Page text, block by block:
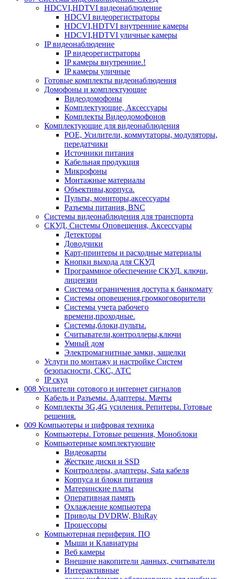
HDCVI,HDTVI видеонаблюдение
HDCVI видеорегистраторы
HDCVI,HDTVI внутренние камеры
HDCVI,HDTVI уличные камеры
IP видеонаблюдение
IP видеорегистраторы
IP камеры внутренние.!
IP камеры уличные
Готовые комплекты видеонаблюдения
Домофоны и комплектующие
Видеодомофоны
Комплектующие, Аксессуары
Комплекты Видеодомофонов
Комплектующие для видеонаблюдения
POE, Усилители, коммутаторы, модуляторы,
передатчики
Источники питания
Кабельная продукция
Микрофоны
Монтажные материалы
Объективы,корпуса.
Пульты, мониторы,аксессуары
Разъемы питания, BNC
Системы видеонаблюдения для транспорта
СКУД, Системы Оповещения, Аксессуары
Детекторы
Доводчики
Карт-принтеры и расходные материалы
Кнопки выхода для СКУД
Программное обеспечение СКУД. ключи,
лицензии
Система ограничения доступа к банкомату
Системы оповещения,громкоговорители
Системы учета рабочего
времени,проходные.
Системы,блоки,пульты.
Считыватели,контроллеры,ключи
Умный дом
Электромагнитные замки, защелки
Услуги по монтажу и настройке Систем
безопасности, СКС, АТС
IP скуд
008 Усилители сотового и интернет сигналов
Кабель и Разъемы. Адаптеры. Мачты
Комплекты 3G,4G усиления. Репитеры. Готовые
решения.
009 Компьютеры и цифровая техника
Компьютеры. Готовые решения, Моноблоки
Компьютерные комплектующие
Видеокарты
Жесткие диски и SSD
Контроллеры, адаптеры, Sata кабеля
Корпуса и блоки питания
Материнские платы
Оперативная память
Охлаждение компьютера
Приводы DVDRW, BluRay
Процессоры
Компьютерная периферия. ПО
Мыши и Клавиатуры
Веб камеры
Внешние накопители данных, считыватели
Интерактивные